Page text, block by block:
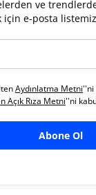
ve
için e-posta
Aydınlatma Metni''ni
Açık Rıza Metni''ni
Abone Ol